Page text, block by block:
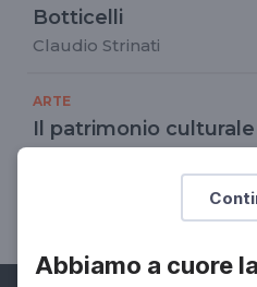
Abbiamo a cuore
Botticelli
Claudio Strinati
ARTE
Il patrimonio
comune
Cittadini del Bello: l'arte